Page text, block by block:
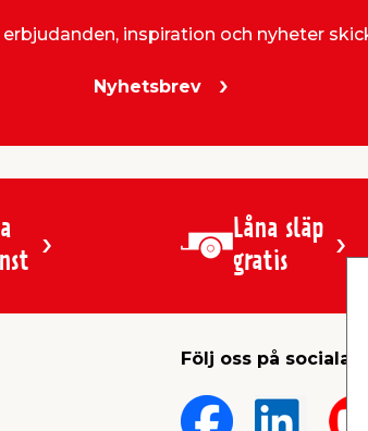
erbjudanden, inspiration och nyheter
Nyhetsbrev
Låna släp
gratis
Följ oss på sociala